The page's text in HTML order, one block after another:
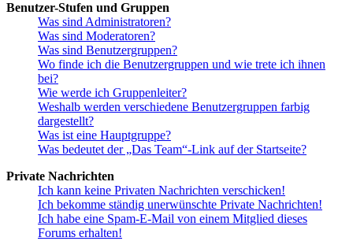
Benutzer-Stufen und Gruppen
Was sind Administratoren?
Was sind Moderatoren?
Was sind Benutzergruppen?
Wo finde ich die Benutzergruppen und wie trete ich ihnen
bei?
Wie werde ich Gruppenleiter?
Weshalb werden verschiedene Benutzergruppen farbig
dargestellt?
Was ist eine Hauptgruppe?
Was bedeutet der „Das Team“-Link auf der Startseite?
Private Nachrichten
Ich kann keine Privaten Nachrichten verschicken!
Ich bekomme ständig unerwünschte Private Nachrichten!
Ich habe eine Spam-E-Mail von einem Mitglied dieses
Forums erhalten!